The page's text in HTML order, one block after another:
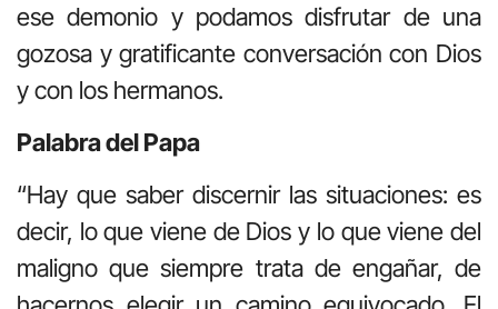
ese demonio y podamos disfrutar de una
gozosa y gratificante conversación con Dios
y con los hermanos.
Palabra del Papa
“Hay que saber discernir las situaciones: es
decir, lo que viene de Dios y lo que viene del
maligno que siempre trata de engañar, de